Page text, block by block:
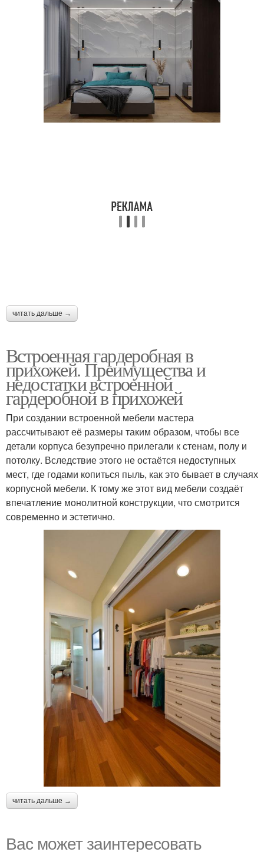
читать дальше →
Встроенная гардеробная в
прихожей. Преимущества и
недостатки встроенной
гардеробной в прихожей
При создании встроенной мебели мастера
рассчитывают её размеры таким образом, чтобы все
детали корпуса безупречно прилегали к стенам, полу и
потолку. Вследствие этого не остаётся недоступных
мест, где годами копиться пыль, как это бывает в случаях
корпусной мебели. К тому же этот вид мебели создаёт
впечатление монолитной конструкции, что смотрится
современно и эстетично.
читать дальше →
Вас может заинтересовать